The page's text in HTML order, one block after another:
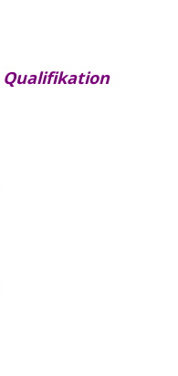
Qualifikation